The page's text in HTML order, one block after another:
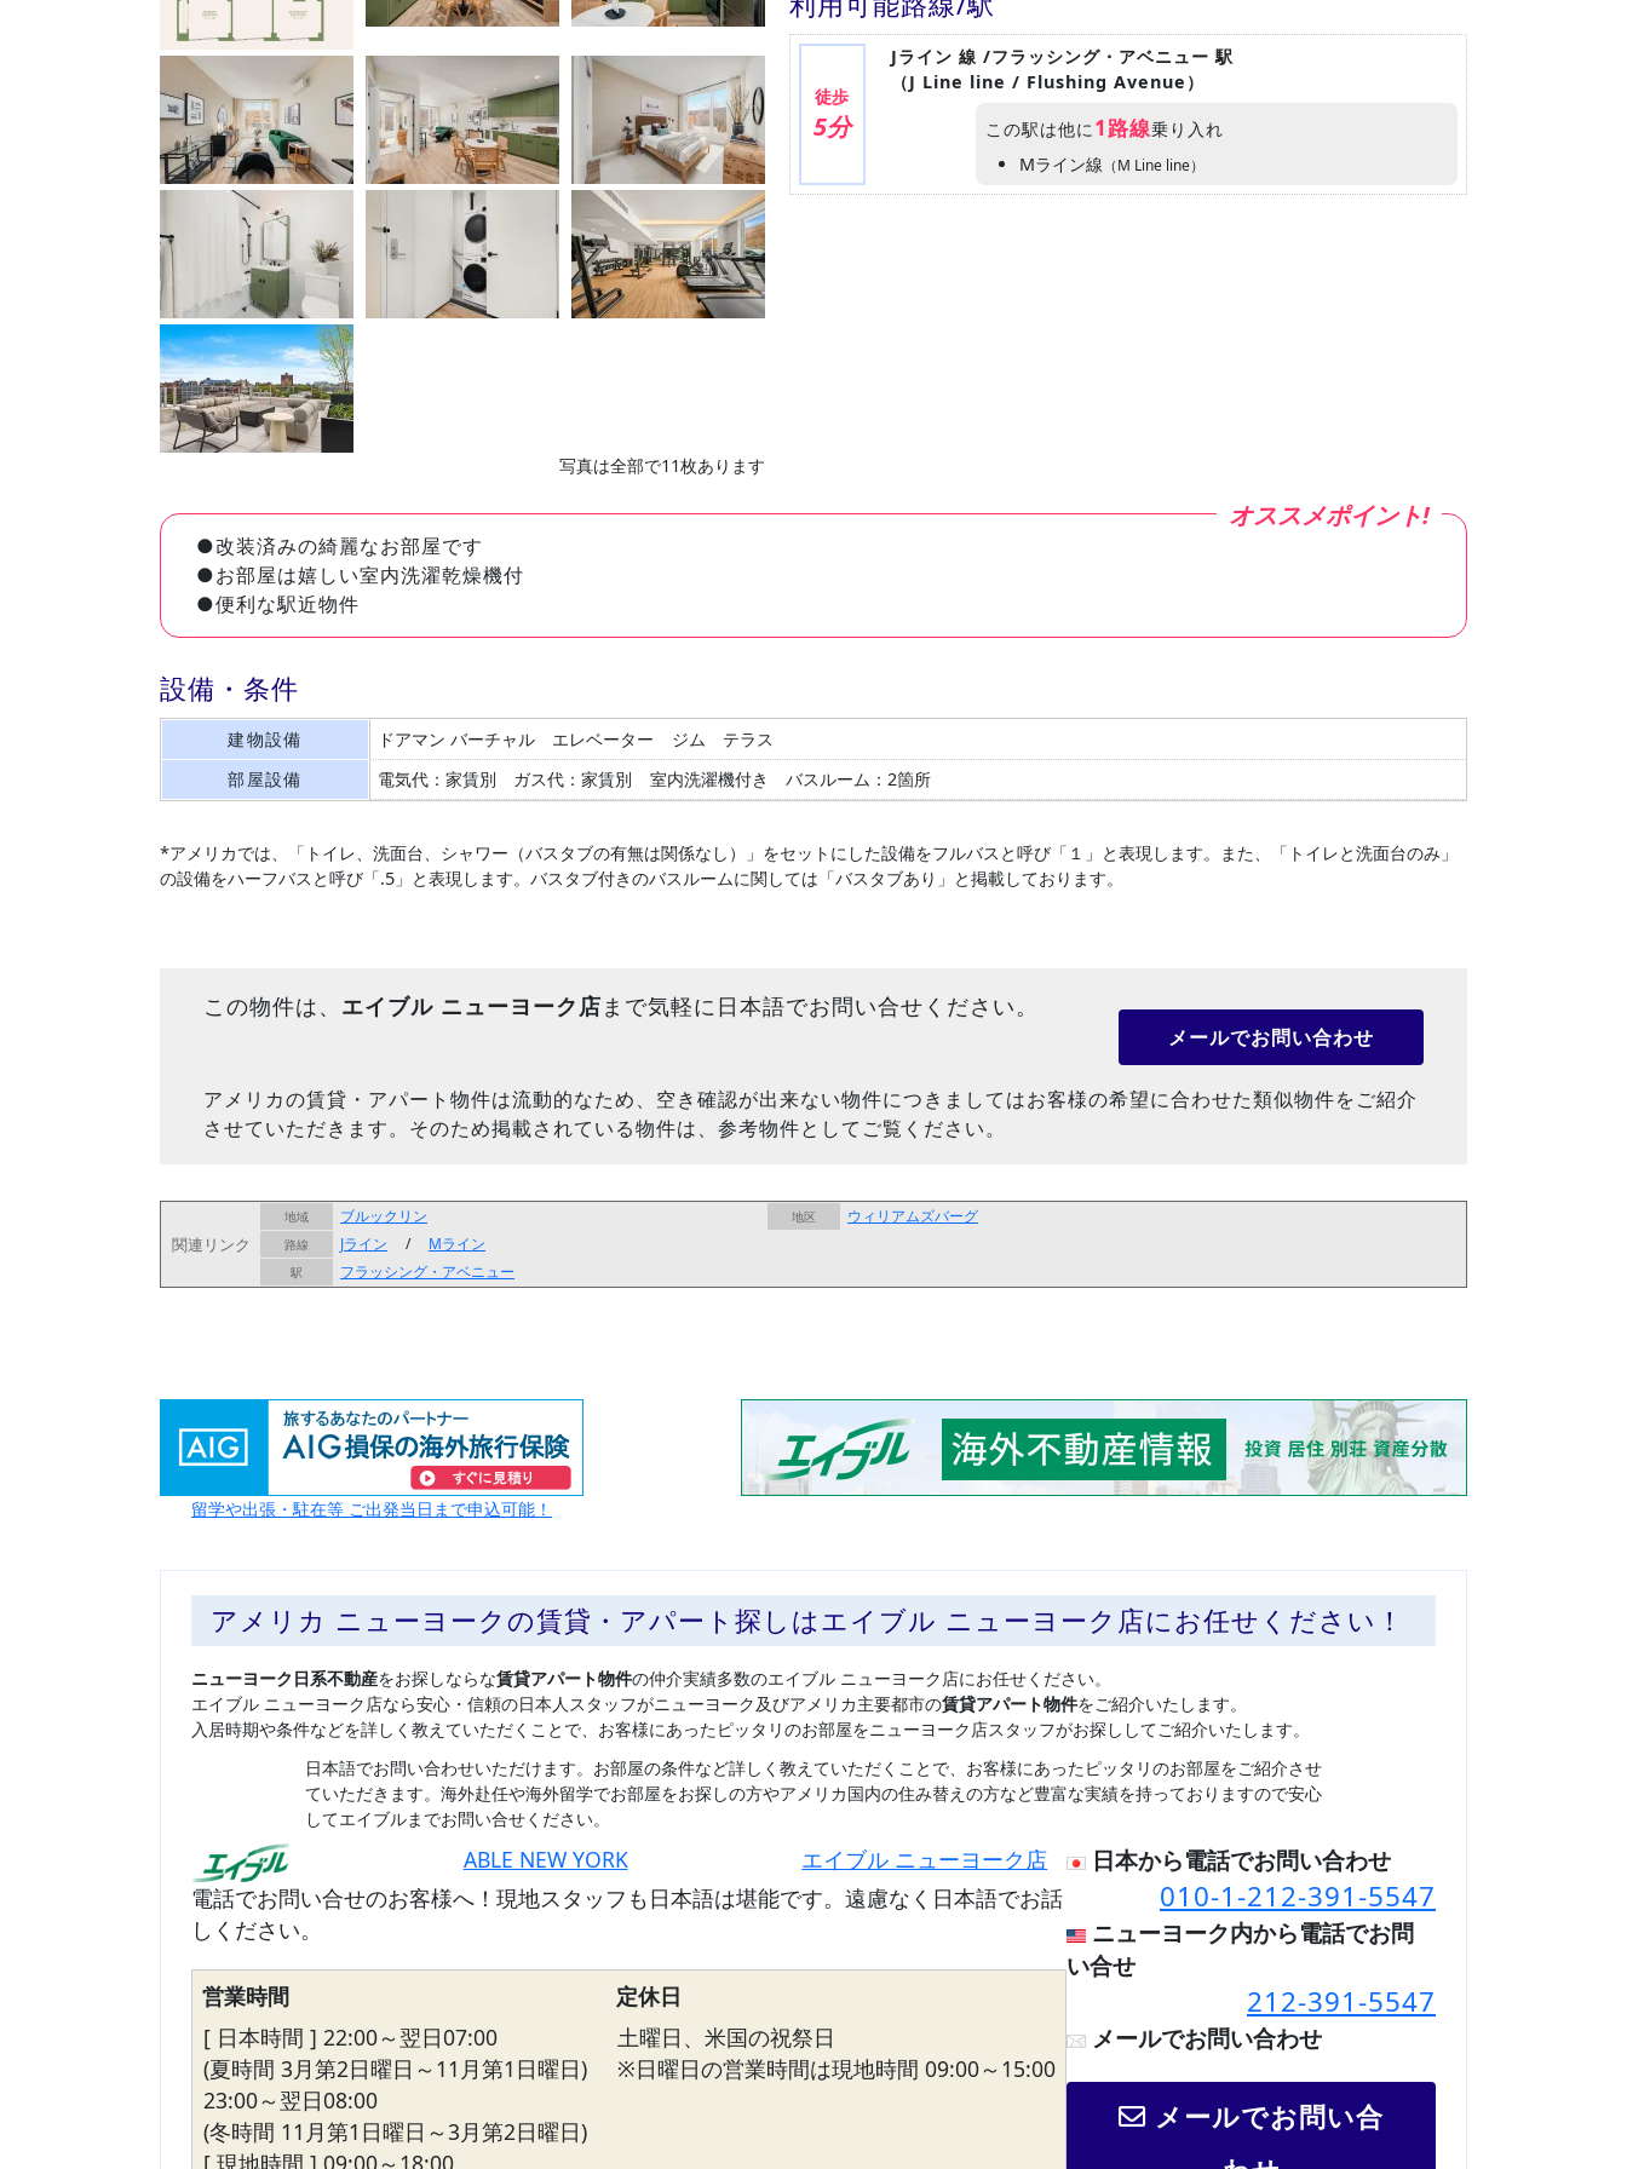
写真は全部で11枚あります
徒歩
5分
Jライン 線 /フラッシング・アベニュー 駅
（J Line line / Flushing Avenue）
この駅は他に 1路線乗り入れ
Mライン線 （M Line line）
●改装済みの綺麗なお部屋です
●お部屋は嬉しい室内洗濯乾燥機付
●便利な駅近物件
設備・条件
建物設備 ドアマン バーチャル エレベーター ジム
テラス
部屋設備
電気代：家賃別 ガス代：家賃別 室内洗濯機付き バスルーム：2箇所
*アメリカでは、「トイレ、洗面台、シャワー（バスタブの有無は関係なし）」をセットにした設備をフルバスと呼び「１」と表現します。
また、「トイレと洗面台のみ」
の設備をハーフバスと呼び「.5」と表現します。バスタブ付きのバスルームに関しては「バスタブあり」と掲載しております。
この物件は、 エイブル ニューヨーク店 まで気軽に日本語でお問い合せください。
メールでお問い合わせ
アメリカの賃貸・アパート物件は流動的なため、空き確認が出来ない物件につきましてはお客様の希望に合わせた類似物件をご紹介
させていただきます。そのため掲載されている物件は、参考物件としてご覧ください。
関連リンク
地域 ブルックリン 地区 ウィリアムズバーグ
路線 Jライン / Mライン
駅 フラッシング・アベニュー
留学や出張・駐在等 ご出発当日まで申込可能！
アメリカ ニューヨークの賃貸・アパート探しはエイブル ニューヨーク店にお任せください！
ニューヨーク日系不動産をお探しならな賃貸アパート物件の仲介実績多数のエイブル ニューヨーク店にお任せください。
エイブル ニューヨーク店なら安心・信頼の日本人スタッフがニューヨーク及びアメリカ主要都市の賃貸アパート物件をご紹介いたします。
入居時期や条件などを詳しく教えていただくことで、お客様にあったピッタリのお部屋をニューヨーク店スタッフがお探ししてご紹介いたします。
日本語でお問い合わせいただけます。お部屋の条件など詳しく教えていただくことで、お客様にあったピッタリのお部屋をご紹介させ
ていただきます。海外赴任や海外留学でお部屋をお探しの方やアメリカ国内の住み替えの方など豊富な実績を持っておりますので安心
してエイブルまでお問い合せください。
ABLE NEW YORK
エイブル ニューヨーク店
電話でお問い合せのお客様へ！現地スタッフも日本語は堪能です。遠慮なく日本語でお話
しください。
営業時間
定休日
[ 日本時間 ] 22:00～翌日07:00
(夏時間 3月第2日曜日～11月第1日曜日)
23:00～翌日08:00
(冬時間 11月第1日曜日～3月第2日曜日)
土曜日、米国の祝祭日
※日曜日の営業時間は現地時間 09:00～15:00
日本から電話でお問い合わせ
010-1-212-391-5547
ニューヨーク内から電話でお問
い合せ
212-391-5547
メールでお問い合わせ
メールでお問い合